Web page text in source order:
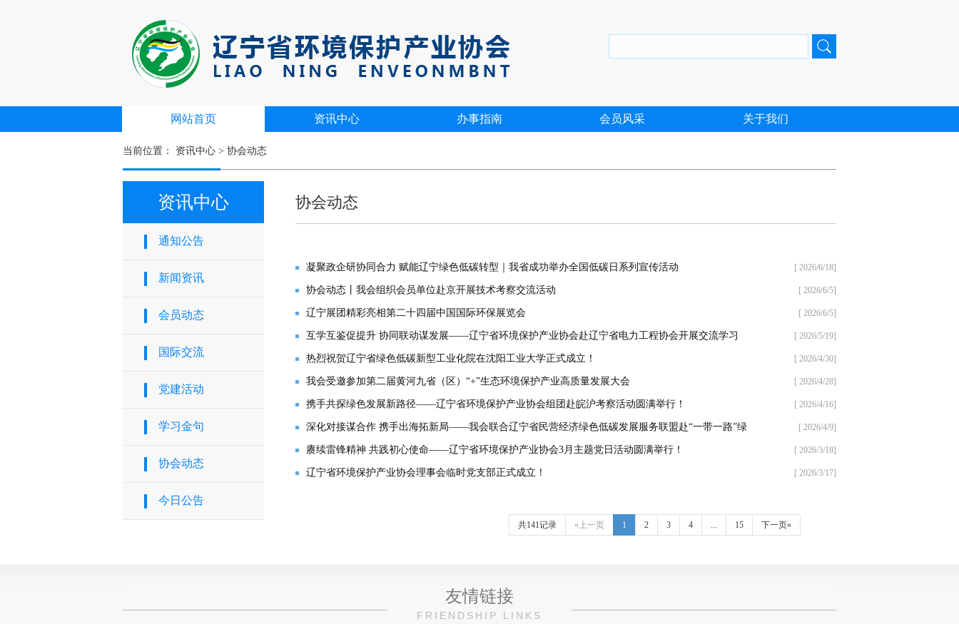
网站首页 资讯中心 办事指南 会员风采 关于我们
当前位置： 资讯中心 > 协会动态
资讯中心
通知公告
新闻资讯
会员动态
国际交流
党建活动
学习金句
协会动态
今日公告
协会动态
凝聚政企研协同合力 赋能辽宁绿色低碳转型｜我省成功举办全国低碳日系列宣传活动 [ 2026/6/18]
协会动态丨我会组织会员单位赴京开展技术考察交流活动 [ 2026/6/5]
辽宁展团精彩亮相第二十四届中国国际环保展览会 [ 2026/6/5]
互学互鉴促提升 协同联动谋发展——辽宁省环境保护产业协会赴辽宁省电力工程协会开展交流学习 [ 2026/5/19]
热烈祝贺辽宁省绿色低碳新型工业化院在沈阳工业大学正式成立！ [ 2026/4/30]
我会受邀参加第二届黄河九省（区）“+”生态环境保护产业高质量发展大会 [ 2026/4/28]
携手共探绿色发展新路径——辽宁省环境保护产业协会组团赴皖沪考察活动圆满举行！ [ 2026/4/16]
深化对接谋合作 携手出海拓新局——我会联合辽宁省民营经济绿色低碳发展服务联盟赴“一带一路”绿
色发展国际联盟交流座谈
[ 2026/4/9]
赓续雷锋精神 共践初心使命——辽宁省环境保护产业协会3月主题党日活动圆满举行！ [ 2026/3/18]
辽宁省环境保护产业协会理事会临时党支部正式成立！ [ 2026/3/17]
共141记录 «上一页 1 2 3 4 ... 15 下一页»
友情链接
FRIENDSHIP LINKS